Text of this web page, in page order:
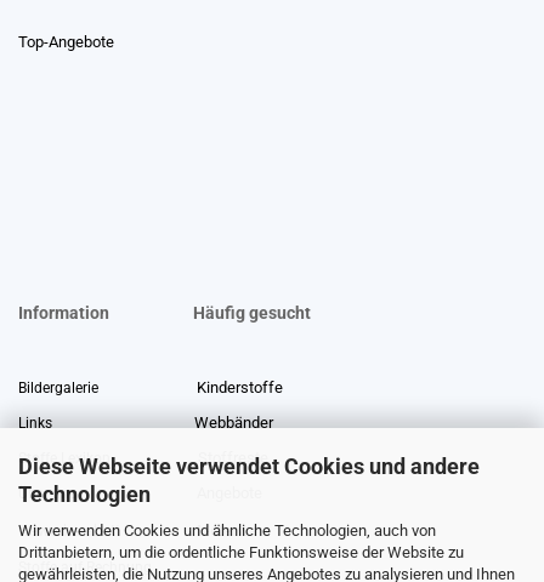
Diese Webseite verwendet Cookies und andere
Technologien
Wir verwenden Cookies und ähnliche Technologien, auch von
Drittanbietern, um die ordentliche Funktionsweise der Website zu
gewährleisten, die Nutzung unseres Angebotes zu analysieren und Ihnen
Top-Angebote
Information Häufig gesucht
Bildergalerie Kinderstoffe
Links Webbänder
Stoffe Lexikon Stoffreste
Über uns
Gewerberabatt Meterware
Stoffe auf Rechnung